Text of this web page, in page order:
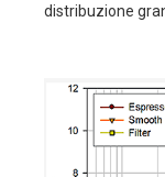
distribuzione